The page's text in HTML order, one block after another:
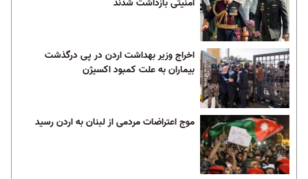
امنیتی بازداشت شدند
اخراج وزیر بهداشت اردن در پی درگذشت
بیماران به علت کمبود اکسیژن
موج اعتراضات مردمی از لبنان به اردن رسید